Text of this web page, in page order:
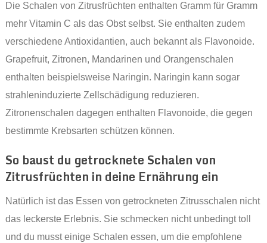
Die Schalen von Zitrusfrüchten enthalten Gramm für Gramm
mehr Vitamin C als das Obst selbst. Sie enthalten zudem
verschiedene Antioxidantien, auch bekannt als Flavonoide.
Grapefruit, Zitronen, Mandarinen und Orangenschalen
enthalten beispielsweise Naringin. Naringin kann sogar
strahleninduzierte Zellschädigung reduzieren.
Zitronenschalen dagegen enthalten Flavonoide, die gegen
bestimmte Krebsarten schützen können.
So baust du getrocknete Schalen von
Zitrusfrüchten in deine Ernährung ein
Natürlich ist das Essen von getrockneten Zitrusschalen nicht
das leckerste Erlebnis. Sie schmecken nicht unbedingt toll
und du musst einige Schalen essen, um die empfohlene